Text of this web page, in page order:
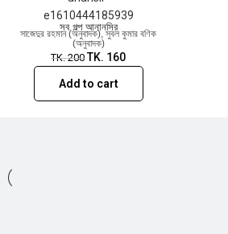
সব গল্প আনানসির
সাজেদুর রহমান (অনুবাদক),সুবল কুমার বণিক
(অনুবাদক)
TK.200 TK. 160
Add to cart